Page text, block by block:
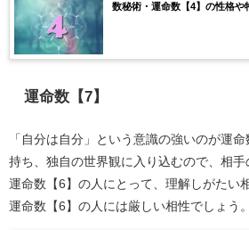
数秘術・運命数【4】の性格や
運命数【7】
「自分は自分」という意識の強いのが運
持ち、独自の世界観に入り込むので、相
運命数【6】の人にとって、理解しがたい
運命数【6】の人には厳しい相性でしょう。